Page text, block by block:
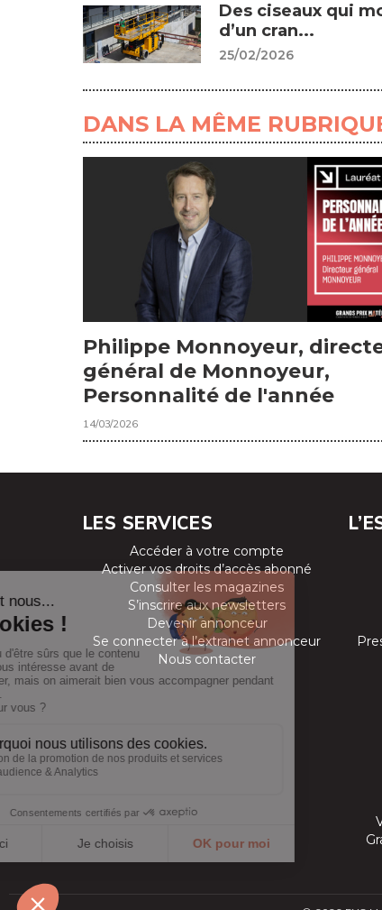
Des ciseaux qui
d’un cran...
25/02/2026
DANS LA MÊME
Philippe Monnoyeur,
général de Monnoyeur,
Personnalité de l'année
14/03/2026
LES SERVICES
Accéder à votre compte
Activer vos droits d’accès abonné
Consulter les magazines
S’inscrire aux newsletters
Devenir annonceur
Se connecter à l’extranet annonceur
Nous contacter